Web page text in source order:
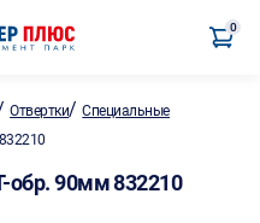
0
Отвертки/Специальные
обр. 90мм 832210